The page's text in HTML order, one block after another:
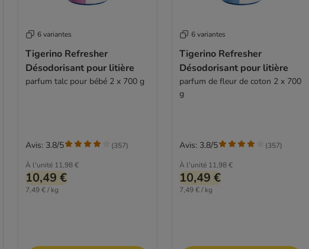
6 variantes
Tigerino Refresher
Désodorisant pour litière
parfum talc pour bébé 2 x 700 g
À l'unité 11,98 €
10,49 €
7,49 € / kg
Avis: 3.8/5 (357)
6 variantes
Tigerino Refresher
Désodorisant pour litière
parfum de fleur de coton 2 x 700
g
À l'unité 11,98 €
10,49 €
7,49 € / kg
Avis: 3.8/5 (357)